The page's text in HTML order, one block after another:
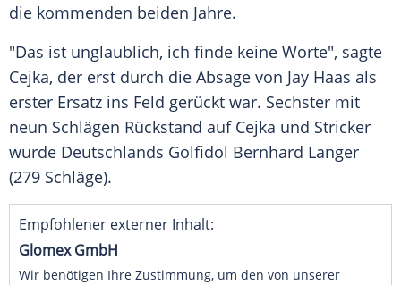
die kommenden beiden Jahre.
"Das ist unglaublich, ich finde keine Worte", sagte
Cejka, der erst durch die Absage von Jay Haas als
erster Ersatz ins Feld gerückt war. Sechster mit
neun Schlägen Rückstand auf Cejka und Stricker
wurde Deutschlands Golfidol Bernhard Langer
(279 Schläge).
Empfohlener externer Inhalt:
Glomex GmbH
Wir benötigen Ihre Zustimmung, um den von unserer